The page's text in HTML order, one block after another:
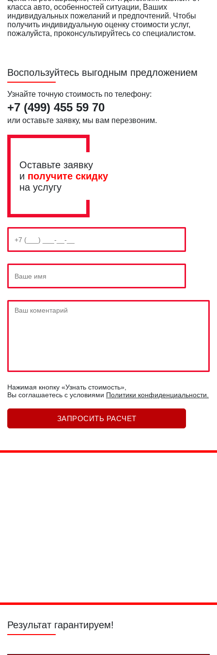
класса авто, особенностей ситуации, Ваших
индивидуальных пожеланий и предпочтений. Чтобы
получить индивидуальную оценку стоимости услуг,
пожалуйста, проконсультируйтесь со специалистом.
Воспользуйтесь выгодным предложением
Узнайте точную стоимость по телефону:
+7 (499) 455 59 70
или оставьте заявку, мы вам перезвоним.
Оставьте заявку
и получите скидку
на услугу
Нажимая кнопку «Узнать стоимость»,
Вы соглашаетесь c условиями Политики конфиденциальности.
Результат гарантируем!